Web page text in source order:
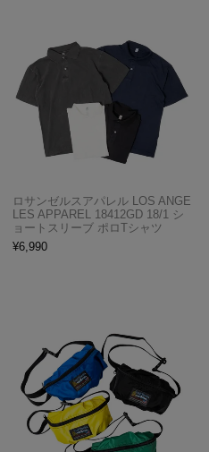
ロサンゼルスアパレル LOS ANGE
LES APPAREL 18412GD 18/1 シ
ョートスリーブ ポロTシャツ
¥6,990